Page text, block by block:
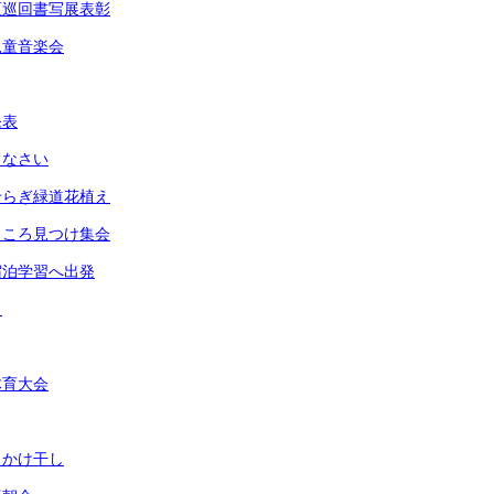
回書写展表彰
音楽会
さい
ぎ緑道花植え
ろ見つけ集会
学習へ出発
大会
け干し